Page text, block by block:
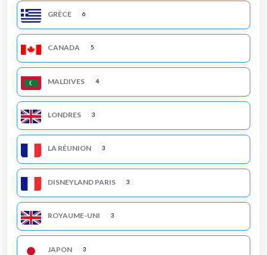
GRÈCE 6
CANADA 5
MALDIVES 4
LONDRES 3
LA RÉUNION 3
DISNEYLAND PARIS 3
ROYAUME-UNI 3
JAPON 3